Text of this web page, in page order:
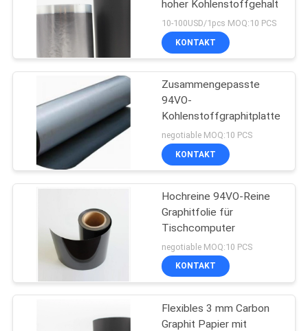
POLICY
hoher Kohlenstoffgehalt
10-100USD/1pcs MOQ:10 PCS
KONTAKT
Zusammengepasste
94VO-
Kohlenstoffgraphitplatte
negotiable MOQ:10 PCS
KONTAKT
Hochreine 94VO-Reine
Graphitfolie für
Tischcomputer
negotiable MOQ:10 PCS
KONTAKT
Flexibles 3 mm Carbon
Graphit Papier mit